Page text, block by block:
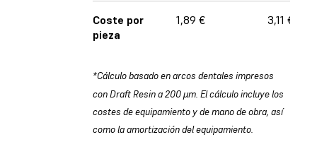
Coste por
pieza
1,89 € 3,11 €
*Cálculo basado en arcos dentales impresos
con Draft Resin a 200 µm. El cálculo incluye los
costes de equipamiento y de mano de obra, así
como la amortización del equipamiento.